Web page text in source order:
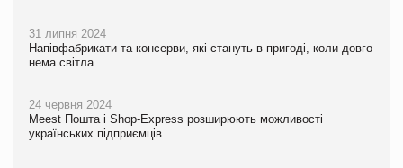
31 липня 2024
Напівфабрикати та консерви, які стануть в пригоді, коли довго
нема світла
24 червня 2024
Meest Пошта і Shop-Express розширюють можливості
українських підприємців